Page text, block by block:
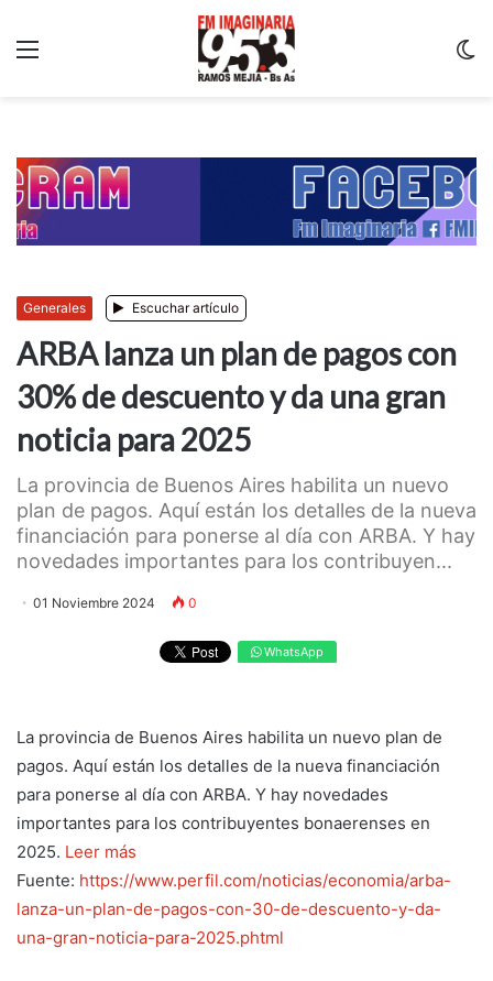
Generales Escuchar artículo
ARBA lanza un plan de pagos con
30% de descuento y da una gran
noticia para 2025
La provincia de Buenos Aires habilita un nuevo
plan de pagos. Aquí están los detalles de la nueva
financiación para ponerse al día con ARBA. Y hay
novedades importantes para los contribuyen...
01 Noviembre 2024 0
WhatsApp
La provincia de Buenos Aires habilita un nuevo plan de
pagos. Aquí están los detalles de la nueva financiación
para ponerse al día con ARBA. Y hay novedades
importantes para los contribuyentes bonaerenses en
2025. Leer más
Fuente: https://www.perfil.com/noticias/economia/arba-
lanza-un-plan-de-pagos-con-30-de-descuento-y-da-
una-gran-noticia-para-2025.phtml